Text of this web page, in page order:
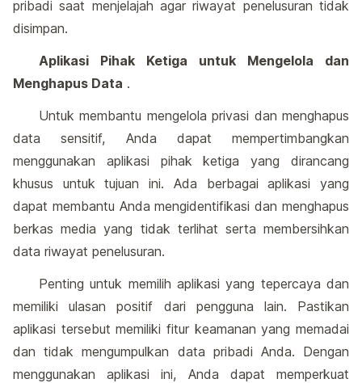
pribadi saat menjelajah agar riwayat penelusuran tidak
disimpan.
Aplikasi Pihak Ketiga untuk Mengelola dan
Menghapus Data .
Untuk membantu mengelola privasi dan menghapus
data sensitif, Anda dapat mempertimbangkan
menggunakan aplikasi pihak ketiga yang dirancang
khusus untuk tujuan ini. Ada berbagai aplikasi yang
dapat membantu Anda mengidentifikasi dan menghapus
berkas media yang tidak terlihat serta membersihkan
data riwayat penelusuran.
Penting untuk memilih aplikasi yang tepercaya dan
memiliki ulasan positif dari pengguna lain. Pastikan
aplikasi tersebut memiliki fitur keamanan yang memadai
dan tidak mengumpulkan data pribadi Anda. Dengan
menggunakan aplikasi ini, Anda dapat memperkuat